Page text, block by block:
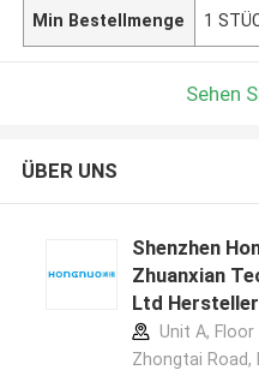
Min Bestellmenge 1
Sehen
ÜBER UNS
Shenzhen
Zhuanxian
Ltd
Unit A, Floor
Zhongtai Road,